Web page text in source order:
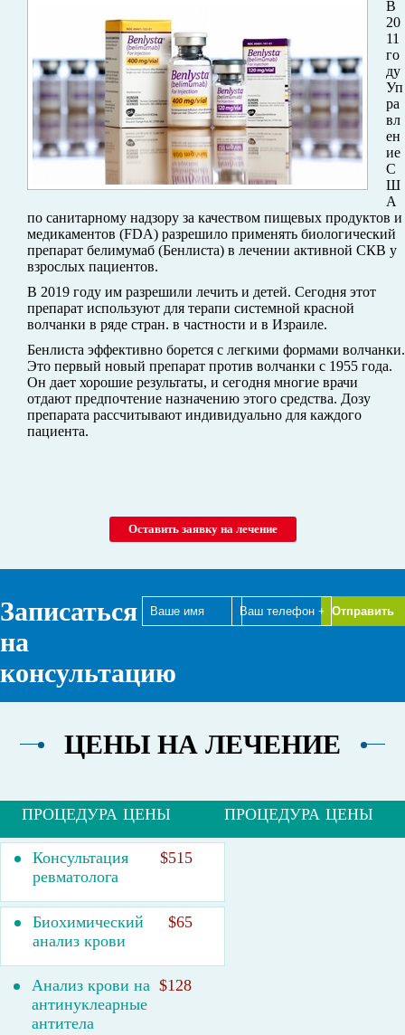
В
20
11
го
ду
Уп
ра
вл
ен
ие
С
Ш
А
по санитарному надзору за качеством пищевых продуктов и
медикаментов (FDA) разрешило применять биологический
препарат белимумаб (Бенлиста) в лечении активной СКВ у
взрослых пациентов.
В 2019 году им разрешили лечить и детей. Сегодня этот
препарат используют для терапи системной красной
волчанки в ряде стран. в частности и в Израиле.
Бенлиста эффективно борется с легкими формами волчанки.
Это первый новый препарат против волчанки с 1955 года.
Он дает хорошие результаты, и сегодня многие врачи
отдают предпочтение назначению этого средства. Дозу
препарата рассчитывают индивидуально для каждого
пациента.
Оставить заявку на лечение
Записаться
на
консультацию
ЦЕНЫ НА ЛЕЧЕНИЕ
ПРОЦЕДУРА ЦЕНЫ ПРОЦЕДУРА ЦЕНЫ
Консультация
ревматолога
$515
Биохимический
анализ крови
$65
Анализ крови на
антинуклеарные
антитела
$128